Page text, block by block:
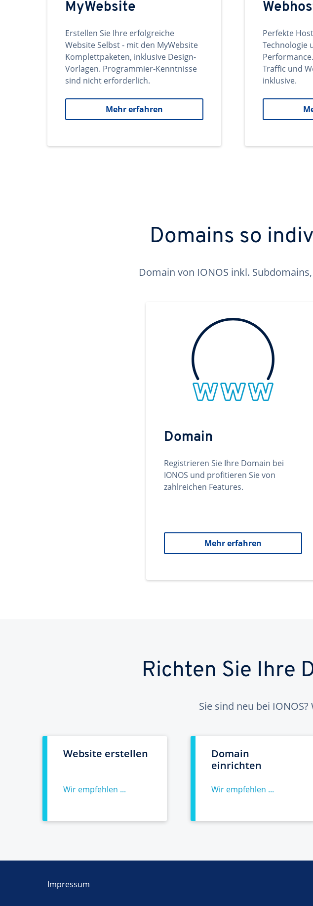
MyWebsite
Erstellen Sie Ihre erfolgreiche
Website Selbst - mit den MyWebsite
Komplettpaketen, inklusive Design-
Vorlagen. Programmier-Kenntnisse
sind nicht erforderlich.
Mehr erfahren
Perfekte
Technologie
Traffic und
inklusive.
Domains so
Domain von IONOS inkl.
Domain
Registrieren Sie Ihre Domain bei
IONOS und profitieren Sie von
zahlreichen Features.
Mehr erfahren
Richten Sie Ihre
Sie sind neu bei
Website erstellen
Wir empfehlen ...
Domain
einrichten
Wir empfehlen ...
Impressum